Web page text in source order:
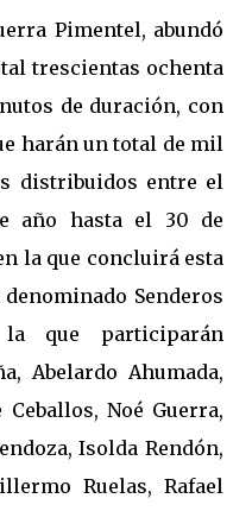
Pimentel, abundó
trescientas ochenta
de duración, con
harán un total de mil
distribuidos entre el
año hasta el 30 de
la que concluirá esta
Senderos
que participarán
Abelardo Ahumada,
Noé Guerra,
Isolda Rendón,
Ruelas, Rafael